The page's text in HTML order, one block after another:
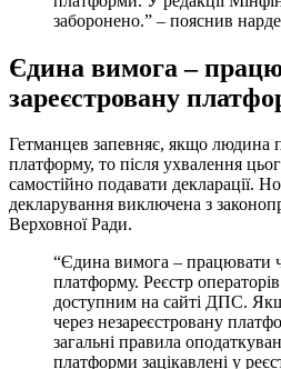
заборонено.” – пояснив
Єдина вимога –
зареєстровану
Гетманцев запевняє, якщо людина
платформу, то після ухвалення
самостійно подавати декларації.
декларування виключена з
Верховної Ради.
“Єдина вимога – працювати
платформу. Реєстр
доступним на сайті ДПС.
через незареєстровану
загальні правила
платформи зацікавлені у